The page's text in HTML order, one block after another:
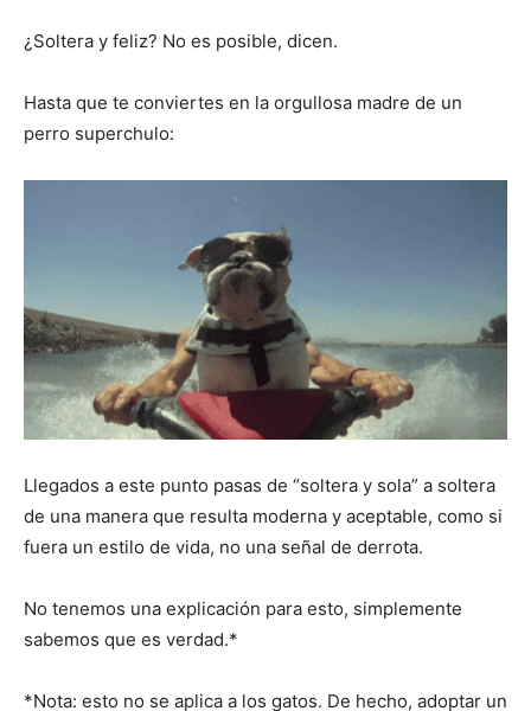
¿Soltera y feliz? No es posible, dicen.
Hasta que te conviertes en la orgullosa madre de un
perro superchulo:
Llegados a este punto pasas de “soltera y sola” a soltera
de una manera que resulta moderna y aceptable, como si
fuera un estilo de vida, no una señal de derrota.
No tenemos una explicación para esto, simplemente
sabemos que es verdad.*
*Nota: esto no se aplica a los gatos. De hecho, adoptar un